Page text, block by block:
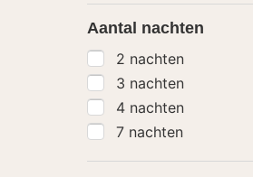
Aantal nachten
2 nachten
3 nachten
4 nachten
7 nachten